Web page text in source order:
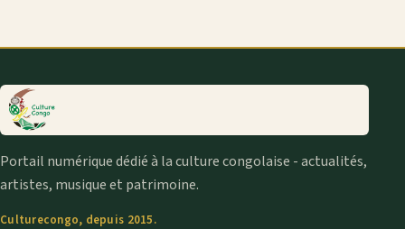
Portail numérique dédié à la culture congolaise - actualités,
artistes, musique et patrimoine.
Culturecongo, depuis 2015.